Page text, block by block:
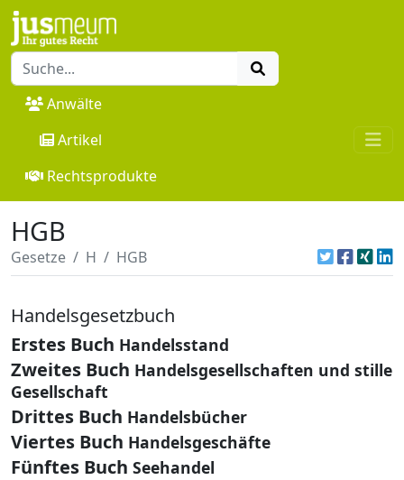
Anwälte
Artikel
Rechtsprodukte
HGB
Gesetze H HGB
Handelsgesetzbuch
Erstes Buch Handelsstand
Zweites Buch Handelsgesellschaften und stille
Gesellschaft
Drittes Buch Handelsbücher
Viertes Buch Handelsgeschäfte
Fünftes Buch Seehandel